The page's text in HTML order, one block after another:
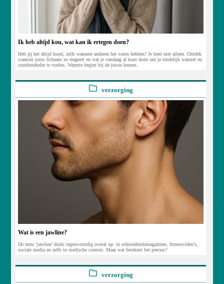
Ik heb altijd kou, wat kan ik ertegen doen?
Heb jij het altijd koud, zelfs wanneer anderen het warm hebben? Je bent niet alleen. Ontdek
waarom jouw lichaam zo reageert en wat je vandaag al kunt doen om je eindelijk warmer en
comfortabeler te voelen. Warmte begint bij de juiste keuzes.
verzorging
Wat is een jawline?
De term ‘jawline’ duikt tegenwoordig overal op: in schoonheidsmagazines, fitnessvideo’s,
sociale media en zelfs in medische context. Maar wat betekent het precies?
verzorging